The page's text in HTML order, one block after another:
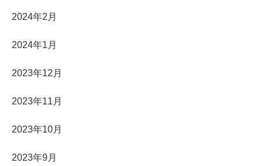
2024年2月
2024年1月
2023年12月
2023年11月
2023年10月
2023年9月